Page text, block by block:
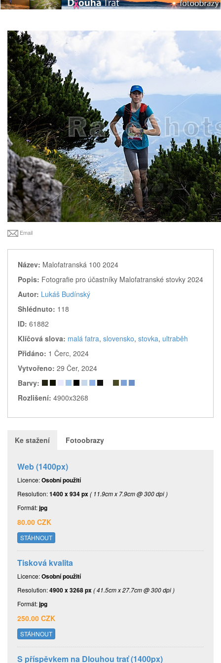
Email
Název: Malofatranská 100 2024
Popis: Fotografie pro účastníky Malofatranské stovky 2024
Autor: Lukáš Budínský
Shlédnuto: 118
ID: 61882
Klíčová slova: malá fatra, slovensko, stovka, ultraběh
Přidáno: 1 Čerc, 2024
Vytvořeno: 29 Čer, 2024
Barvy:
Rozlišení: 4900x3268
Ke stažení Fotoobrazy
Web (1400px)
Licence:Osobní použití
Resolution:1400 x 934 px( 11.9cm x 7.9cm @ 300 dpi )
Formát:jpg
80.00 CZK
STÁHNOUT
Tisková kvalita
Licence:Osobní použití
Resolution:4900 x 3268 px( 41.5cm x 27.7cm @ 300 dpi )
Formát:jpg
250.00 CZK
STÁHNOUT
S příspěvkem na Dlouhou trať (1400px)